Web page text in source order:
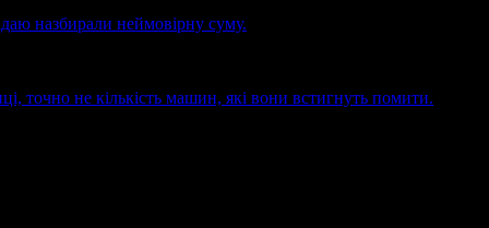
назбирали неймовірну суму.
точно не кількість машин, які вони встигнуть помити.